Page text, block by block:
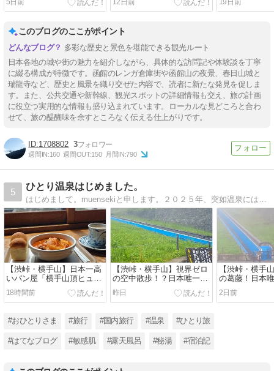
このブログのここがポイント
多彩な歴史と景色を堪能できる観光ルート
日本各地の城や街の魅力を紹介しながら、具体的な訪問記や体験談を丁寧
に綴る構成が特徴です。函館のレンガ倉庫街や函館山の夜景、春日山城と
瑞龍寺など、歴史と風景を織り交ぜた内容で、読者に新たな発見を促しま
す。また、公共交通や新幹線、観光スポットの詳細情報も交え、旅の計画
に役立つ実用的な情報も盛り込まれています。ローカルな見どころと合わ
せて、旅の醍醐味を余すところなく伝える仕上がりです。
1708802 3
週間IN:160 週間OUT:150 月間IN:790
5
ひとり温泉はじめました。
【渋峠・横手山】日本一高
いパン屋「横手山頂ヒュッ
テ」で絶品ボルシチラン
チ！標高2,307mの雲上レス
トラン｜万座温泉ひとり旅
18時間前
​【渋峠・横手山】視界ゼロ
の空中散歩！？日本唯一の
スカイレーターと日本一高
いリフトで雨の山頂へ｜万
座温泉ひとり旅㉝
昨日
【渋峠・横手
の葛藤！日本
レーター」で
山頂パン屋さ
座温泉ひとり
2日前
#おひとりさま #旅行 #国内旅行 #温泉 #ひとり旅
#はてなブログ #敏感肌 #露天風呂 #秘湯 #宿泊記